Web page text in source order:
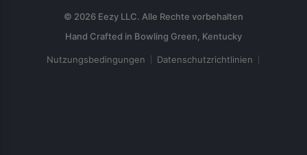
© 2026 Eezy LLC. Alle Rechte vorbehalten
Nutzungsbedingungen Datenschutzrichtlinien